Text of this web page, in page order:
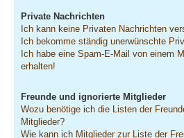
Private Nachrichten
Ich kann keine Privaten Nachrichten
Ich bekomme ständig unerwünschte
Ich habe eine Spam-E-Mail von einem
erhalten!
Freunde und ignorierte Mitglieder
Wozu benötige ich die Listen der
Mitglieder?
Wie kann ich Mitglieder zur Liste der